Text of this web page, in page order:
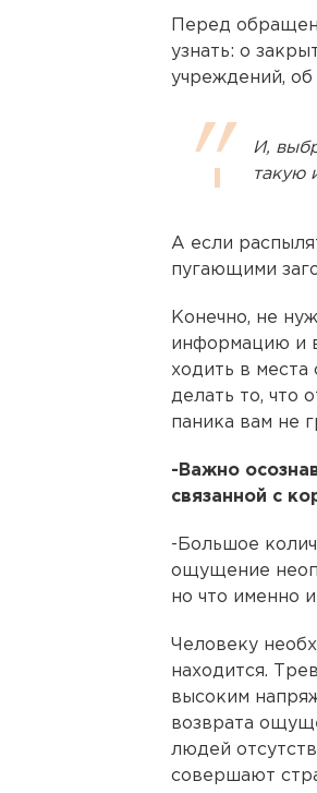
Перед
узнать: о
учреждений,
И,
такую
А если
пугающими
Конечно, не
информацию и
ходить в
делать то, что
паника вам не
-Важно
связанной с
-Большое
ощущение
но что именно
Человеку
находится.
высоким
возврата
людей
совершают